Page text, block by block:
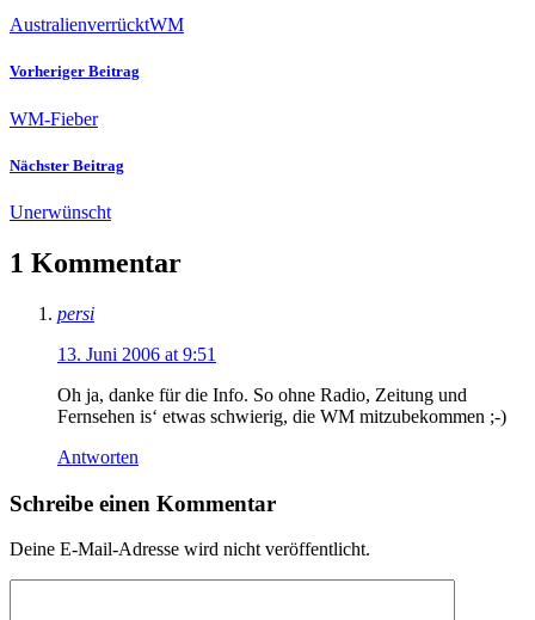
AustralienverrücktWM
Vorheriger Beitrag
WM-Fieber
Nächster Beitrag
Unerwünscht
1 Kommentar
persi
13. Juni 2006 at 9:51
Oh ja, danke für die Info. So ohne Radio, Zeitung und
Fernsehen is‘ etwas schwierig, die WM mitzubekommen ;-)
Antworten
Schreibe einen Kommentar
Deine E-Mail-Adresse wird nicht veröffentlicht.